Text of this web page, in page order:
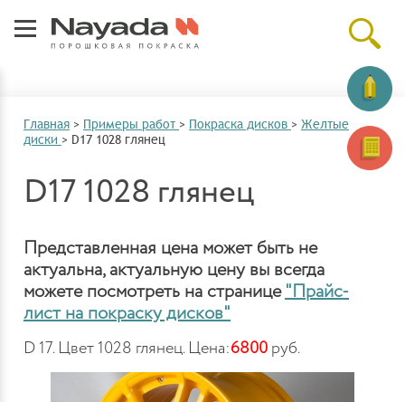
Главная > Примеры работ > Покраска дисков > Желтые
диски > D17 1028 глянец
D17 1028 глянец
Представленная цена может быть не
актуальна, актуальную цену вы всегда
можете посмотреть на странице "Прайс-
лист на покраску дисков"
D 17. Цвет 1028 глянец. Цена:6800 руб.